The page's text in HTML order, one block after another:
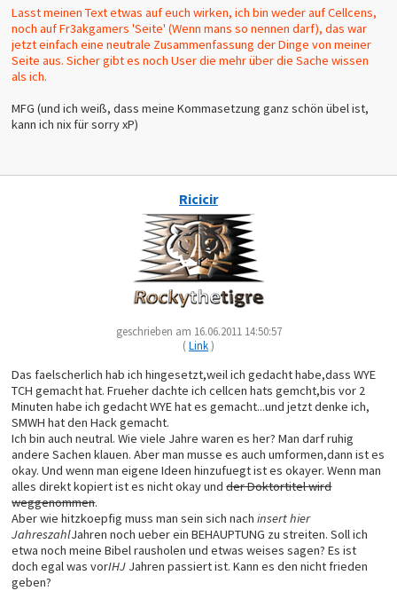
Lasst meinen Text etwas auf euch wirken, ich bin weder auf Cellcens,
noch auf Fr3akgamers 'Seite' (Wenn mans so nennen darf), das war
jetzt einfach eine neutrale Zusammenfassung der Dinge von meiner
Seite aus. Sicher gibt es noch User die mehr über die Sache wissen
als ich.
MFG (und ich weiß, dass meine Kommasetzung ganz schön übel ist,
kann ich nix für sorry xP)
Ricicir
geschrieben am 16.06.2011 14:50:57
(Link)
Das faelscherlich hab ich hingesetzt,weil ich gedacht habe,dass WYE
TCH gemacht hat. Frueher dachte ich cellcen hats gemcht,bis vor 2
Minuten habe ich gedacht WYE hat es gemacht...und jetzt denke ich,
SMWH hat den Hack gemacht.
Ich bin auch neutral. Wie viele Jahre waren es her? Man darf ruhig
andere Sachen klauen. Aber man musse es auch umformen,dann ist es
okay. Und wenn man eigene Ideen hinzufuegt ist es okayer. Wenn man
alles direkt kopiert ist es nicht okay undder Doktortitel wird
weggenommen.
Aber wie hitzkoepfig muss man sein sich nachinsert hier
JahreszahlJahren noch ueber ein BEHAUPTUNG zu streiten. Soll ich
etwa noch meine Bibel rausholen und etwas weises sagen? Es ist
doch egal was vorIHJ Jahren passiert ist. Kann es den nicht frieden
geben?